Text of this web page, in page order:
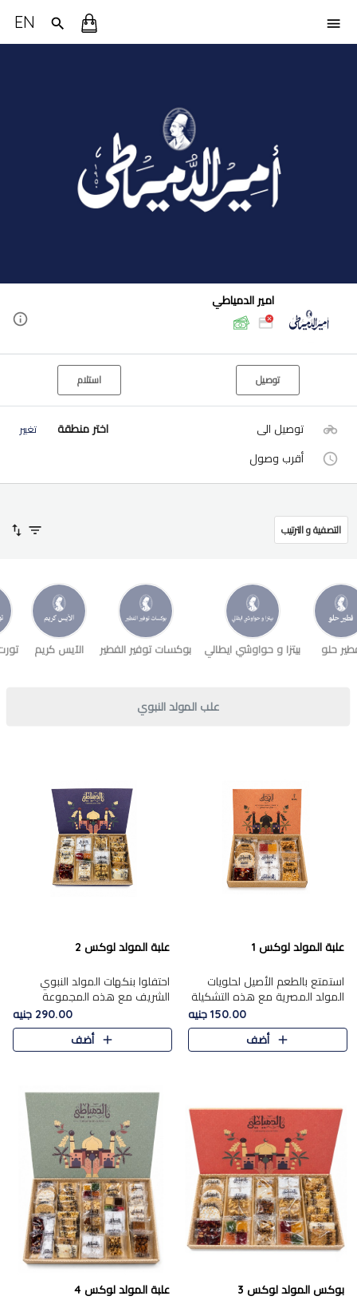
EN
امير الدمياطي
توصيل استلام
توصيل الى اختر منطقة تغيير
أقرب وصول
التصفية و الترتيب
حلو بيتزا و حواوشي ايطالي بوكسات توفير الفطير الآيس كريم
علب المولد النبوي
علبة المولد لوكس 1
استمتع بالطعم الأصيل لحلويات
المولد المصرية مع هذه التشكيلة
المختارة بعناية من 9 قطع. تتضمن
التشكيلة جوزرية مع فول،ملبان
150.00 جنيه
أضف
علبة المولد لوكس 2
احتفلوا بنكهات المولد النبوي
الشريف مع هذه المجموعة
الفاخرة المكونة من 19 قطعة،
والتي تم اختيارها بعناية فائقة لتُبرز
تشكيلة واسعة من الحلويات
290.00 جنيه
أضف
بوكس المولد لوكس 3 علبة المولد لوكس 4